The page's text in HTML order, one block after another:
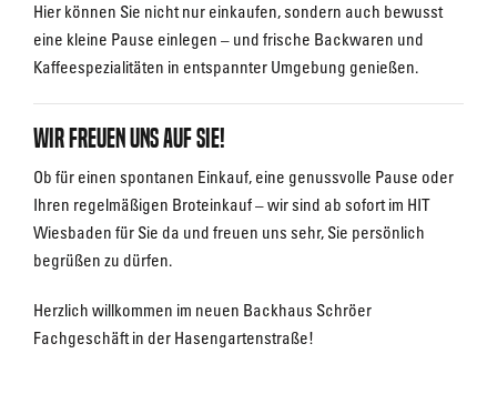
Hier können Sie nicht nur einkaufen, sondern auch bewusst
eine kleine Pause einlegen – und frische Backwaren und
Kaffeespezialitäten in entspannter Umgebung genießen.
Wir freuen uns auf Sie!
Ob für einen spontanen Einkauf, eine genussvolle Pause oder
Ihren regelmäßigen Broteinkauf – wir sind ab sofort im HIT
Wiesbaden für Sie da und freuen uns sehr, Sie persönlich
begrüßen zu dürfen.
Herzlich willkommen im neuen Backhaus Schröer
Fachgeschäft in der Hasengartenstraße!